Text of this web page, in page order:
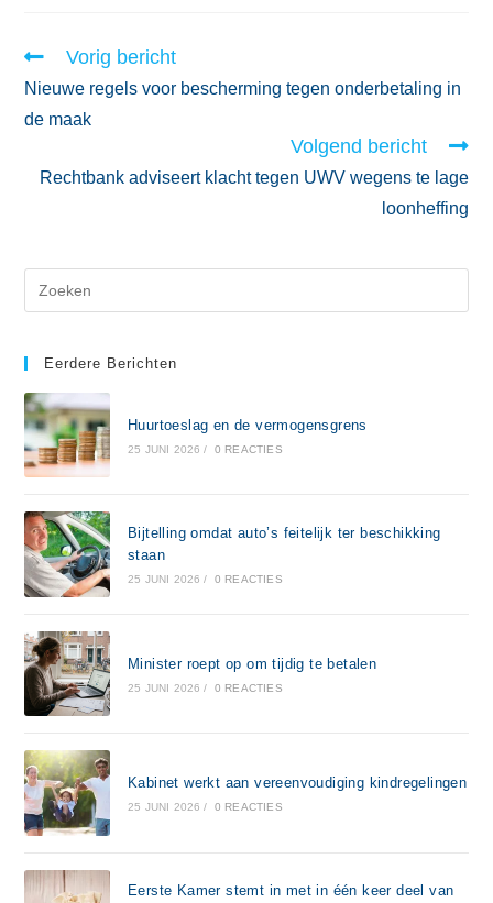
Vorig bericht
Nieuwe regels voor bescherming tegen onderbetaling in
de maak
Volgend bericht
Rechtbank adviseert klacht tegen UWV wegens te lage
loonheffing
Eerdere Berichten
Huurtoeslag en de vermogensgrens
25 JUNI 2026 / 0 REACTIES
Bijtelling omdat auto’s feitelijk ter beschikking
staan
25 JUNI 2026 / 0 REACTIES
Minister roept op om tijdig te betalen
25 JUNI 2026 / 0 REACTIES
Kabinet werkt aan vereenvoudiging kindregelingen
25 JUNI 2026 / 0 REACTIES
Eerste Kamer stemt in met in één keer deel van